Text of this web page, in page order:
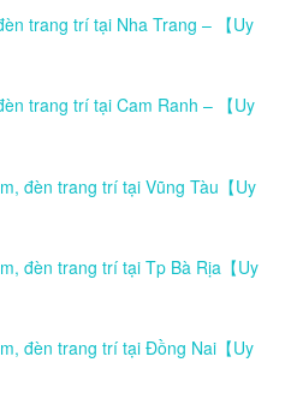
trang trí tại Nha Trang – 【Uy
trang trí tại Cam Ranh – 【Uy
đèn trang trí tại Vũng Tàu【Uy
đèn trang trí tại Tp Bà Rịa【Uy
đèn trang trí tại Đồng Nai【Uy